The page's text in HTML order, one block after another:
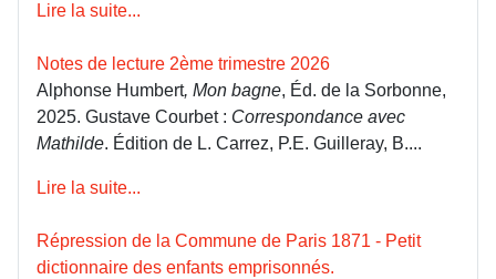
Lire la suite...
Notes de lecture 2ème trimestre 2026
Alphonse Humbert, Mon bagne, Éd. de la Sorbonne,
2025. Gustave Courbet : Correspondance avec
Mathilde. Édition de L. Carrez, P.E. Guilleray, B....
Lire la suite...
Répression de la Commune de Paris 1871 - Petit
dictionnaire des enfants emprisonnés.